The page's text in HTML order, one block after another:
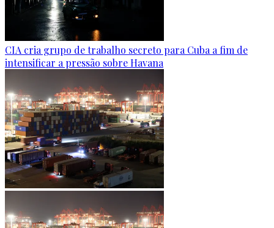
CIA cria grupo de trabalho secreto para Cuba a fim de
intensificar a pressão sobre Havana